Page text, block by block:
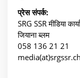
प्रेस संपर्क:
SRG SSR मीडिया
जियाना ब्लम
058 136 21 21
media(at)srgssr.ch